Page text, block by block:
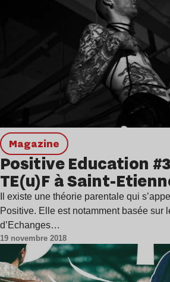
magazine
Positive Education
TE(u)F à Saint-
Il existe une théorie parentale qui
Positive. Elle est notamment basée sur
d’Echanges…
19 novembre 2018